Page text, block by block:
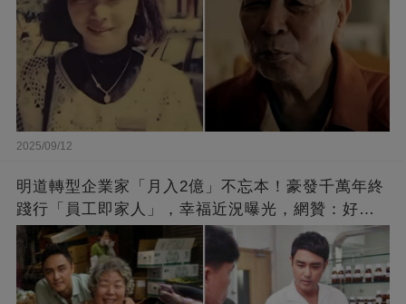
2025/09/12
明道轉型企業家「月入2億」不忘本！豪發千萬年終
踐行「員工即家人」，幸福近況曝光，網贊：好老
闆的福報